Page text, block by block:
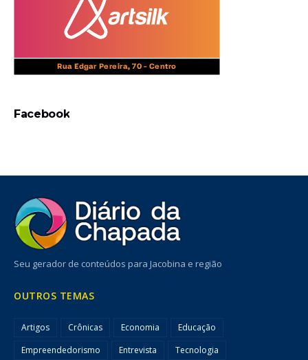
Facebook
Seu gerador de conteúdos para Jacobina e região
OUTROS TEMAS
Artigos Crônicas Economia
Educação
Empreendedorismo
Entrevista Tecnologia